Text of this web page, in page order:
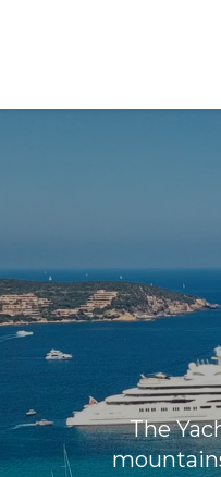
The